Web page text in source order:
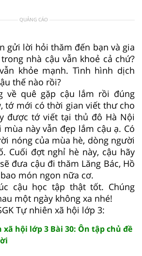
QUẢNG CÁO
gửi lời hỏi thăm đến bạn và gia
nhà cậu vẫn khoẻ cả chứ?
khỏe mạnh. Tình hình dịch
thế nào rồi?
về quê gặp cậu lắm rồi đúng
tớ mới có thời gian viết thư cho
được tớ viết tại thủ đô Hà Nội
mùa này vẫn đẹp lắm cậu ạ. Có
nóng của mùa hè, dòng người
Cuối đợt nghỉ hè này, cậu hãy
đưa cậu đi thăm Lăng Bác, Hồ
món ngon nữa cơ.
cậu học tập thật tốt. Chúng
một ngày không xa nhé!
Tự nhiên xã hội lớp 3:
xã hội lớp 3 Bài 30: Ôn tập chủ đề